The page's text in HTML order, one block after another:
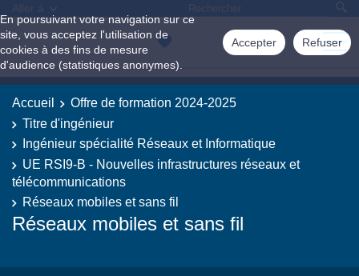
En poursuivant votre navigation sur ce
site, vous acceptez l'utilisation de
cookies à des fins de mesure
d'audience (statistiques anonymes).
Accepter Refuser
Aller à
Accueil
Offre de formation 2024-2025
Titre d'ingénieur
Ingénieur spécialité Réseaux et Informatique
UE RSI9-B - Nouvelles infrastructures réseaux et
télécommunications
Réseaux mobiles et sans fil
Réseaux mobiles et sans fil